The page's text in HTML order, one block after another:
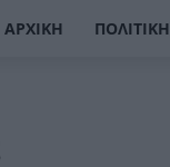
ΑΡΧΙΚΉ ΠΟΛΙΤΙΚΉ